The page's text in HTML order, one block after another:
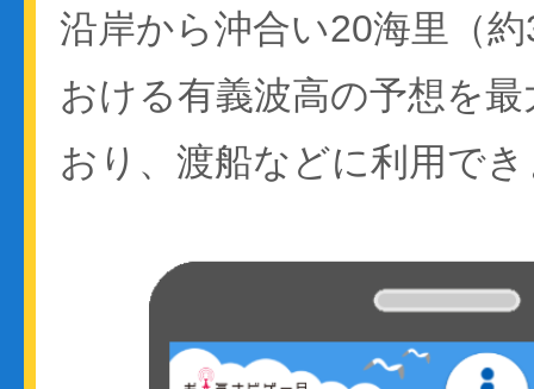
沿岸から沖合い20海里（
おける有義波高の予想を
おり、渡船などに利用で